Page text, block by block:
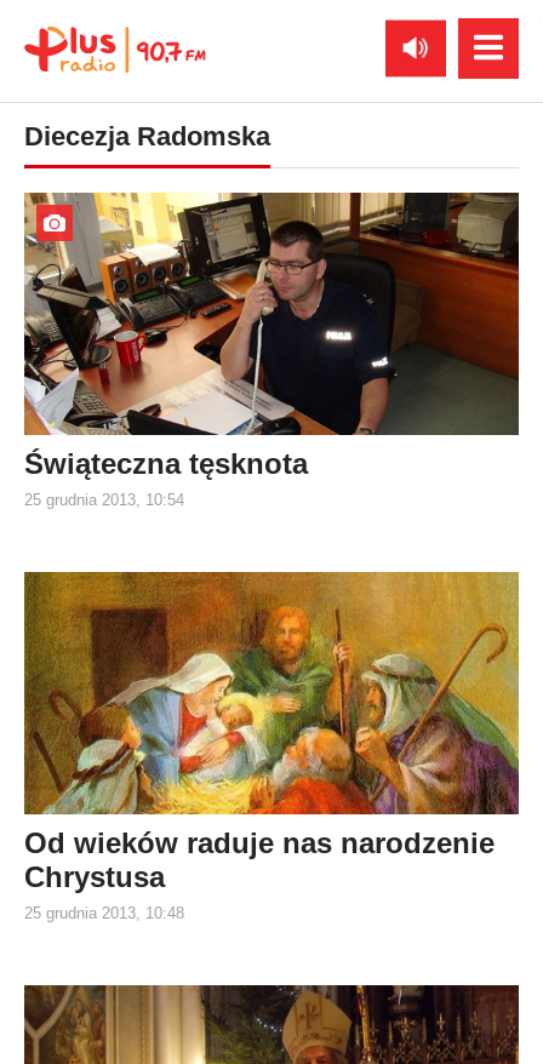
Diecezja Radomska
Świąteczna tęsknota
25 grudnia 2013, 10:54
Od wieków raduje nas narodzenie
Chrystusa
25 grudnia 2013, 10:48